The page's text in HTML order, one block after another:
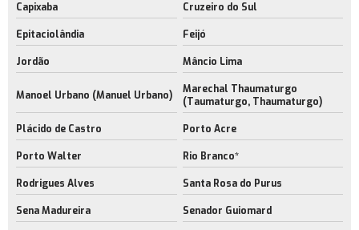
Capixaba Cruzeiro do Sul
Epitaciolândia Feijó
Jordão Mâncio Lima
Manoel Urbano (Manuel Urbano)
Marechal Thaumaturgo
(Taumaturgo, Thaumaturgo)
Plácido de Castro Porto Acre
Porto Walter Rio Branco*
Rodrigues Alves Santa Rosa do Purus
Sena Madureira Senador Guiomard